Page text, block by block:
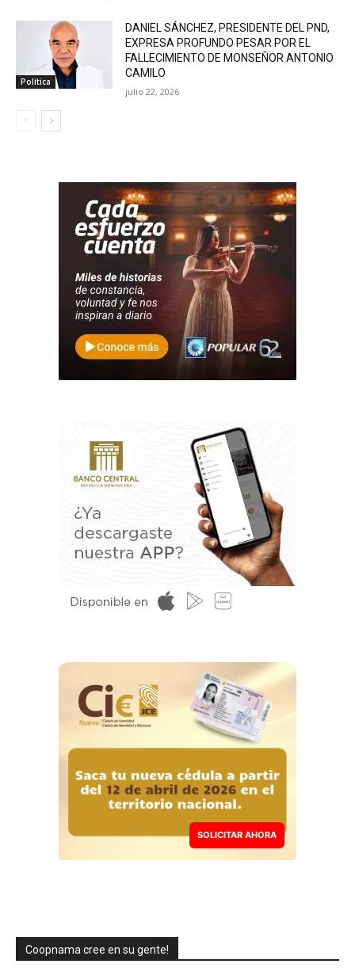
Política
DANIEL SÁNCHEZ, PRESIDENTE DEL PND,
EXPRESA PROFUNDO PESAR POR EL
FALLECIMIENTO DE MONSEÑOR ANTONIO
CAMILO
julio 22, 2026
SOLICITAR AHORA
Coopnama cree en su gente!